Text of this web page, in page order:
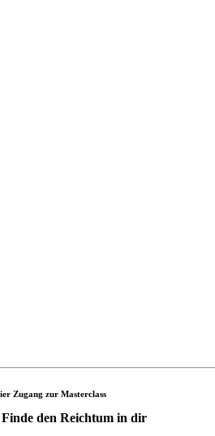
Zugang zur Masterclass
den Reichtum in dir